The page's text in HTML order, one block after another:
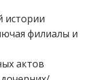
истории
филиалы и
актов